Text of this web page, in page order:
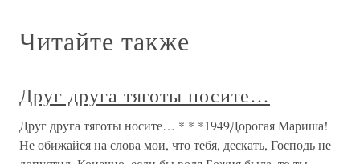
Читайте также
Друг друга тяготы носите…
Друг друга тяготы носите… * * *1949Дорогая Мариша!
Не обижайся на слова мои, что тебя, дескать, Господь не